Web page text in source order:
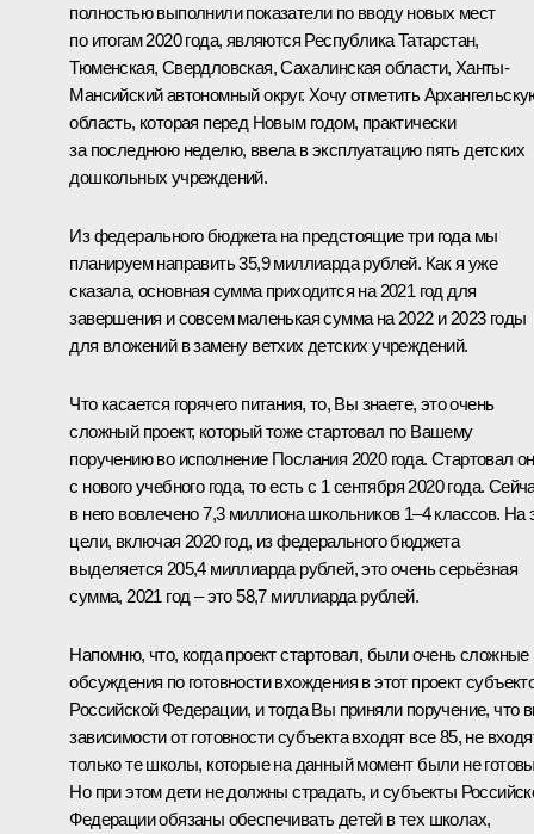
полностью выполнили показатели по вводу новых мест
по итогам 2020 года, являются Республика Татарстан,
Тюменская, Свердловская, Сахалинская области, Ханты-
Мансийский автономный округ. Хочу отметить
область, которая перед Новым годом, практически
за последнюю неделю, ввела в эксплуатацию пять детских
дошкольных учреждений.
Из федерального бюджета на предстоящие три года мы
планируем направить 35,9 миллиарда рублей. Как я уже
сказала, основная сумма приходится на 2021 год для
завершения и совсем маленькая сумма на 2022 и 2023 годы
для вложений в замену ветхих детских учреждений.
Что касается горячего питания, то, Вы знаете, это очень
сложный проект, который тоже стартовал по Вашему
поручению во исполнение Послания 2020 года. Стартовал он
с нового учебного года, то есть с 1 сентября 2020 года.
в него вовлечено 7,3 миллиона школьников 1–4 классов. На
цели, включая 2020 год, из федерального бюджета
выделяется 205,4 миллиарда рублей, это очень серьёзная
сумма, 2021 год – это 58,7 миллиарда рублей.
Напомню, что, когда проект стартовал, были очень сложные
обсуждения по готовности вхождения в этот проект
Российской Федерации, и тогда Вы приняли поручение, что
зависимости от готовности субъекта входят все 85, не
только те школы, которые на данный момент были не
Но при этом дети не должны страдать, и субъекты
Федерации обязаны обеспечивать детей в тех школах,